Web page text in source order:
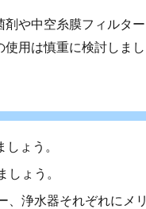
や中空糸膜フィルタ
用は慎重に検討しまし
ょう。
ょう。
、浄水器それぞれにメ